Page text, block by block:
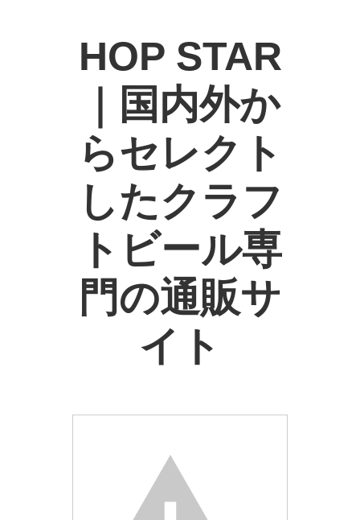
HOP STAR
｜国内外か
らセレクト
したクラフ
トビール専
門の通販サ
イト